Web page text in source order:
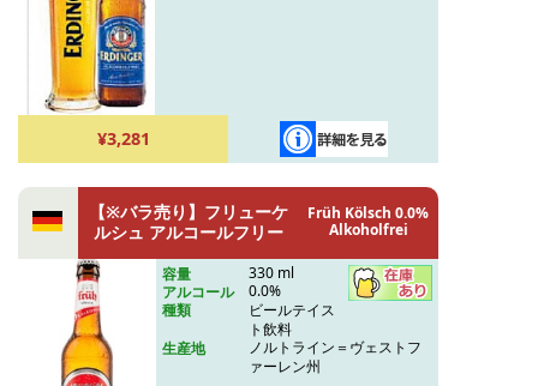
¥3,281
【※バラ売り】フリューケ
ルシュ アルコールフリー
Früh Kölsch 0.0%
Alkoholfrei
容量
330 ml
アルコール
0.0%
種類
ビールテイス
ト飲料
生産地
ノルトライン＝ヴェストフ
ァーレン州